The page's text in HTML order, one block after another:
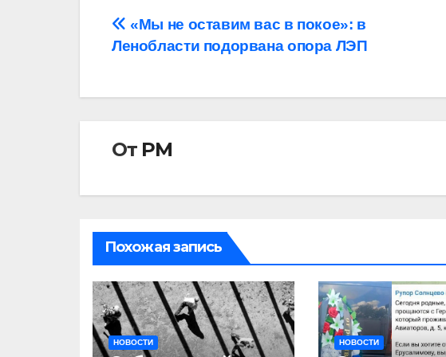
Навигация
записям
«Мы не оставим вас в покое»: в
Ленобласти подорвана опора ЛЭП
От РМ
Похожая запись
НОВОСТИ НОВОСТИ